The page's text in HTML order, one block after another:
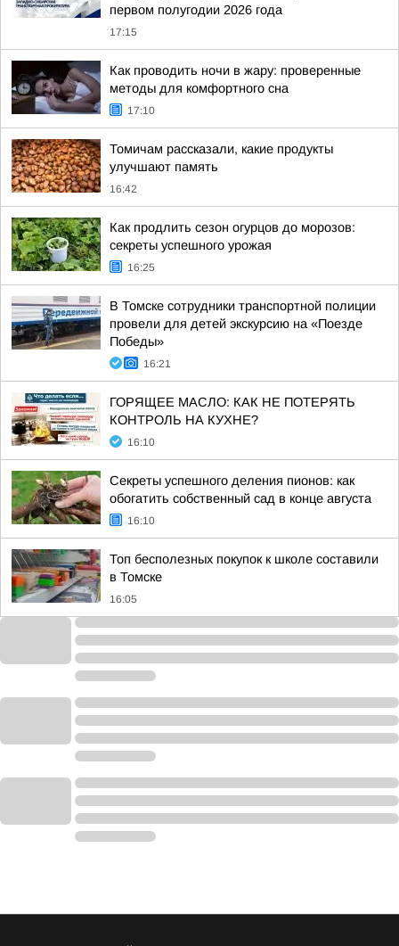
первом полугодии 2026 года
17:15
Как проводить ночи в жару: проверенные
методы для комфортного сна
17:10
Томичам рассказали, какие продукты
улучшают память
16:42
Как продлить сезон огурцов до морозов:
секреты успешного урожая
16:25
В Томске сотрудники транспортной полиции
провели для детей экскурсию на «Поезде
Победы»
16:21
ГОРЯЩЕЕ МАСЛО: КАК НЕ ПОТЕРЯТЬ
КОНТРОЛЬ НА КУХНЕ?
16:10
Секреты успешного деления пионов: как
обогатить собственный сад в конце августа
16:10
Топ бесполезных покупок к школе составили
в Томске
16:05